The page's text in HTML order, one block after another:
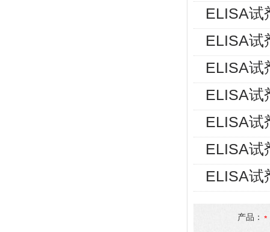
ELISA试
ELISA试
ELISA试
ELISA试
ELISA试
ELISA试
ELISA试
产品：